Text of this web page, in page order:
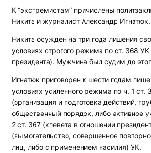
К “экстремистам” причислены
Никита и журналист Александр Игнатюк.
Никита осужден на три года лишения
условиях строгого режима по ст. 368 УК
президента). Мужчина был судим до
Игнатюк приговорен к шести годам
условиях усиленного режима по ч. 1 ст.
(организация и подготовка действий,
общественный порядок, либо активное
2 ст. 367 (клевета в отношении
(вымогательство, совершенное
лиц, либо с применением насилия) УК.